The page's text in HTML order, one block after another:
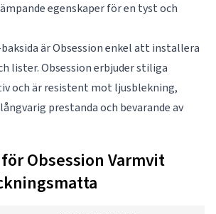
egenskaper för en tyst och
baksida är Obsession enkel att installera
lister. Obsession erbjuder stiliga
och är resistent mot ljusblekning,
prestanda och bevarande av
Obsession Varmvit